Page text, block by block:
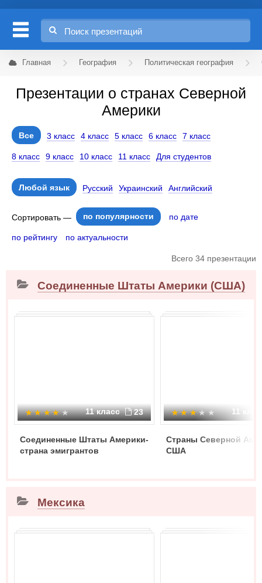
Главная География Политическая география
Презентации о странах Северной
Америки
Все 3 класс 4 класс 5 класс 6 класс 7 класс
8 класс 9 класс 10 класс 11 класс Для студентов
Любой язык Русский Украинский Английский
Сортировать — по популярности по дате
по рейтингу по актуальности
Всего 34 презентации
Соединенные Штаты Америки (США)
11 класс 23
Соединенные Штаты Америки-
страна эмигрантов
11
Страны Северной
США
Мексика